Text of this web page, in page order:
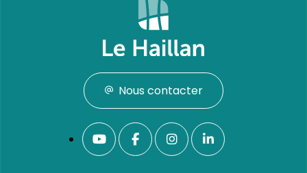
Nous contacter